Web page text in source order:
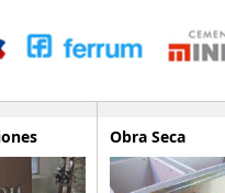
Obra Seca